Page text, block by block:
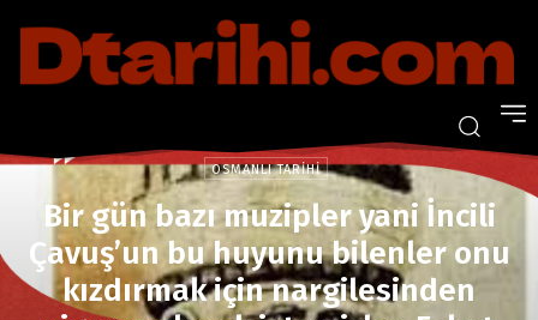
Bir gün bazı muzipler yani İncili Çavuş'un bu huyunu...
OSMANLI TARIHI
Bir gün bazı muzipler yani İncili
Çavuş’un bu huyunu bilenler onu
kızdırmak için nargilesinden